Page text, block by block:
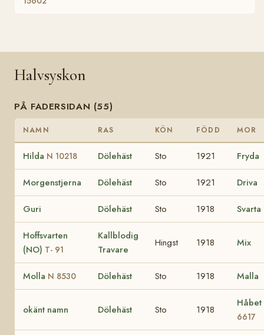
Halvsyskon
PÅ FADERSIDAN (55)
NAMN RAS KÖN FÖDD MOR
Hilda N 10218 Dölehäst Sto 1921 Fryda
Morgenstjerna Dölehäst Sto 1921 Driva
Guri Dölehäst Sto 1918 Svarta
Hoffsvarten
(NO) T- 91
Kallblodig
Travare
Hingst 1918 Mix
Molla N 8530 Dölehäst Sto 1918 Malla
okänt namn Dölehäst Sto 1918
Håbet
6617